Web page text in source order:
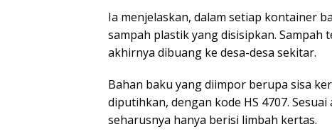
Ia menjelaskan, dalam setiap kontainer
sampah plastik yang disisipkan.
akhirnya dibuang ke desa-desa sekitar.
Bahan baku yang diimpor berupa sisa
diputihkan, dengan kode HS 4707.
seharusnya hanya berisi limbah kertas.